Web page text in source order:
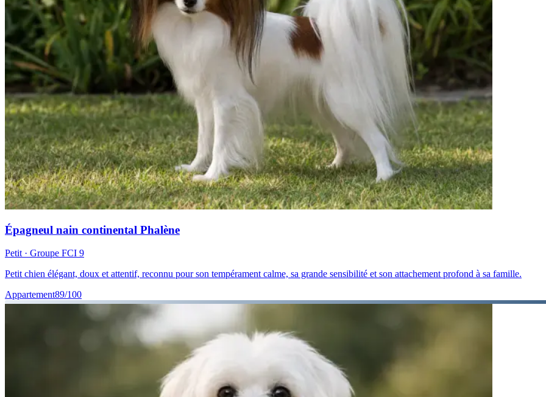
Épagneul nain continental Phalène
Petit· Groupe FCI 9
Petit chien élégant, doux et attentif, reconnu pour son tempérament calme, sa grande sensibilité et son attachement profond à sa famille.
Appartement89/100